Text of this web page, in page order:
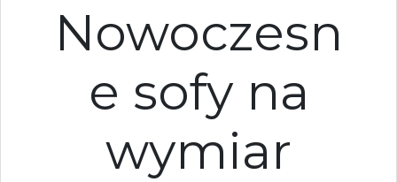
Nowoczesn
e sofy na
wymiar